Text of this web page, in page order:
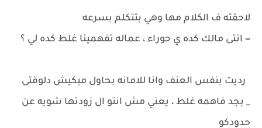
لاحقته ف الكلام مها وهي بتتكلم بسرعه
= انتى مالك كده ي حوراء ، عماله تفهمينا غلط كده لي ؟
رديت بنفس العنف وانا للامانه بحاول مبكيش دلوقتى
_ بجد فاهمه غلط ، يعني مش انتو ال زودتها شويه عن
حدودكو